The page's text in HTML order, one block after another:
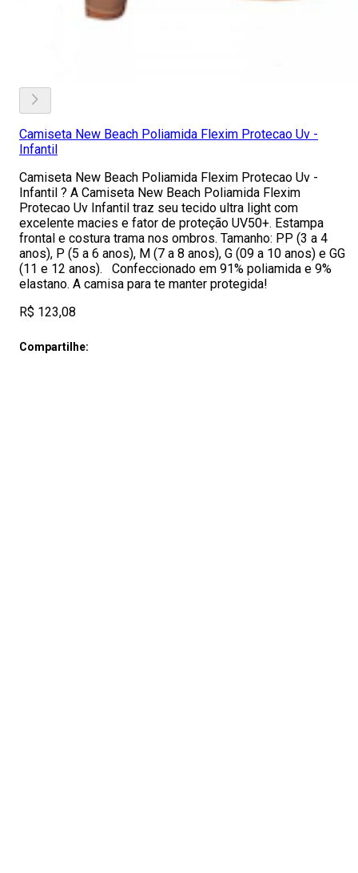
Camiseta New Beach Poliamida Flexim Protecao Uv -
Infantil
Camiseta New Beach Poliamida Flexim Protecao Uv -
Infantil ? A Camiseta New Beach Poliamida Flexim
Protecao Uv Infantil traz seu tecido ultra light com
excelente macies e fator de proteção UV50+. Estampa
frontal e costura trama nos ombros. Tamanho: PP (3 a 4
anos), P (5 a 6 anos), M (7 a 8 anos), G (09 a 10 anos) e GG
(11 e 12 anos). Confeccionado em 91% poliamida e 9%
elastano. A camisa para te manter protegida!
R$ 123,08
Compartilhe: